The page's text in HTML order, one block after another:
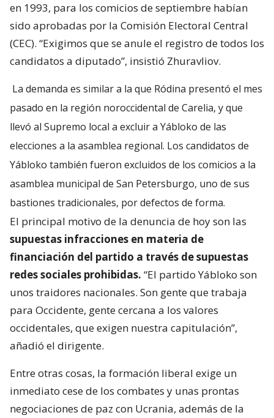
en 1993, para los comicios de septiembre habían
sido aprobadas por la Comisión Electoral Central
(CEC). “Exigimos que se anule el registro de todos los
candidatos a diputado”, insistió Zhuravliov.
La demanda es similar a la que Ródina presentó el mes
pasado en la región noroccidental de Carelia, y que
llevó al Supremo local a excluir a Yábloko de las
elecciones a la asamblea regional. Los candidatos de
Yábloko también fueron excluidos de los comicios a la
asamblea municipal de San Petersburgo, uno de sus
bastiones tradicionales, por defectos de forma.
El principal motivo de la denuncia de hoy son las
supuestas infracciones en materia de
financiación del partido a través de supuestas
redes sociales prohibidas. “El partido Yábloko son
unos traidores nacionales. Son gente que trabaja
para Occidente, gente cercana a los valores
occidentales, que exigen nuestra capitulación”,
añadió el dirigente.
Entre otras cosas, la formación liberal exige un
inmediato cese de los combates y unas prontas
negociaciones de paz con Ucrania, además de la